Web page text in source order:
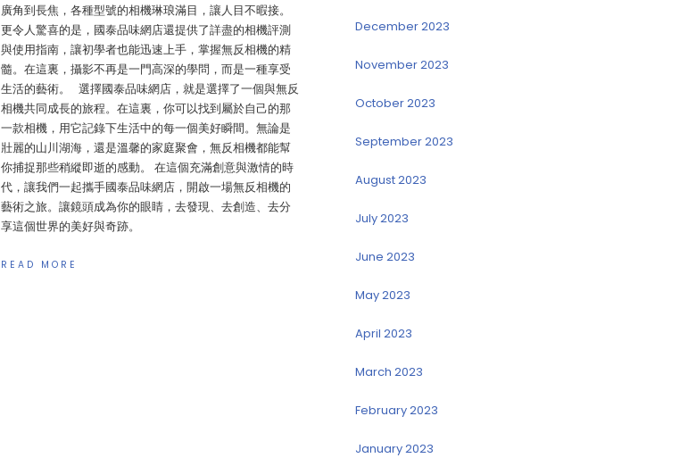
廣角到長焦，各種型號的相機琳琅滿目，讓人目不暇接。
更令人驚喜的是，國泰品味網店還提供了詳盡的相機評測
與使用指南，讓初學者也能迅速上手，掌握無反相機的精
髓。在這裏，攝影不再是一門高深的學問，而是一種享受
生活的藝術。 選擇國泰品味網店，就是選擇了一個與無反
相機共同成長的旅程。在這裏，你可以找到屬於自己的那
一款相機，用它記錄下生活中的每一個美好瞬間。無論是
壯麗的山川湖海，還是溫馨的家庭聚會，無反相機都能幫
你捕捉那些稍縱即逝的感動。 在這個充滿創意與激情的時
代，讓我們一起攜手國泰品味網店，開啟一場無反相機的
藝術之旅。讓鏡頭成為你的眼睛，去發現、去創造、去分
享這個世界的美好與奇跡。
READ MORE
December 2023
November 2023
October 2023
September 2023
August 2023
July 2023
June 2023
May 2023
April 2023
March 2023
February 2023
January 2023